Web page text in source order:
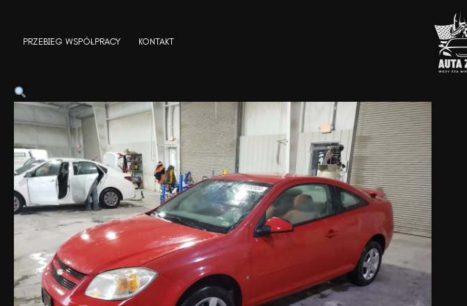
contentPRZEBIEG WSPÓŁPRACY KONTAKT